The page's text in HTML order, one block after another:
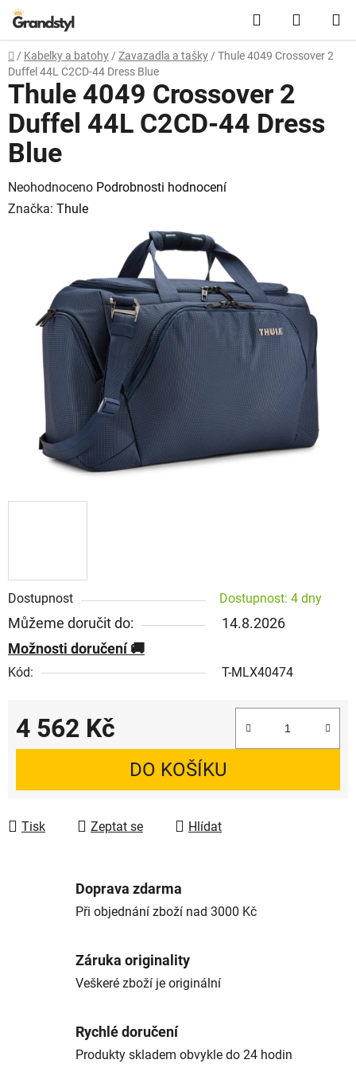
Přejít na obsah Hledat
Domů
/ Kabelky a batohy / Zavazadla a tašky / Thule 4049 Crossover 2
Duffel 44L C2CD-44 Dress Blue
Dostupnost Dostupnost: 4 dny
Můžeme doručit do:
14.8.2026
Možnosti doručení
Kód: T-MLX40474
4 562 Kč
Měrná cena:
DO KOŠÍKU
Tisk Zeptat se Hlídat
Thule 4049 Crossover 2
Duffel 44L C2CD-44 Dress
Blue
Průměrné hodnocení produktu je 0,0 z 5 hvězdiček.
Neohodnoceno Podrobnosti hodnocení
Značka: Thule
Doprava zdarma
Při objednání zboží nad 3000 Kč
Záruka originality
Veškeré zboží je originální
Rychlé doručení
Produkty skladem obvykle do 24 hodin